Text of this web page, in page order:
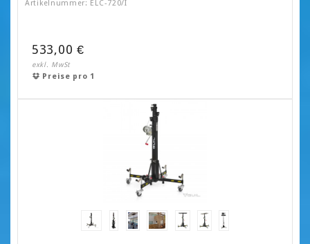
Artikelnummer: ELC-720/I
533,00 €
exkl. MwSt
Preise pro 1